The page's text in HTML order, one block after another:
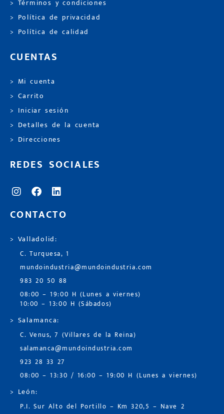
> Términos y condiciones
> Política de privacidad
> Política de calidad
CUENTAS
> Mi cuenta
> Carrito
> Iniciar sesión
> Detalles de la cuenta
> Direcciones
REDES SOCIALES
CONTACTO
> Valladolid:
C. Turquesa, 1
mundoindustria@mundoindustria.com
983 20 50 88
08:00 – 19:00 H (Lunes a viernes)
10:00 – 13:00 H (Sábados)
> Salamanca:
C. Venus, 7 (Villares de la Reina)
salamanca@mundoindustria.com
923 28 33 27
08:00 – 13:30 / 16:00 – 19:00 H (Lunes a viernes)
> León:
P.I. Sur Alto del Portillo – Km 320,5 – Nave 2